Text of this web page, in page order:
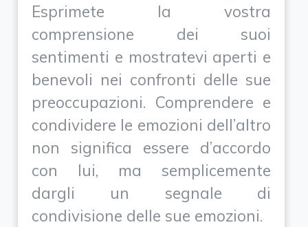
Esprimete la vostra
comprensione dei suoi
sentimenti e mostratevi aperti e
benevoli nei confronti delle sue
preoccupazioni. Comprendere e
condividere le emozioni dell’altro
non significa essere d’accordo
con lui, ma semplicemente
dargli un segnale di
condivisione delle sue emozioni.